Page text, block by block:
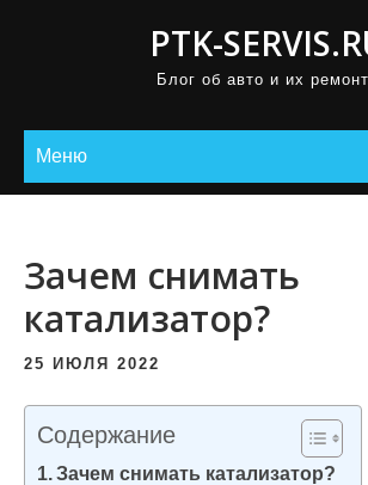
PTK-
Блог об авто и их
Меню
Зачем снимать
катализатор?
25 ИЮЛЯ 2022
Содержание
Зачем снимать катализатор?